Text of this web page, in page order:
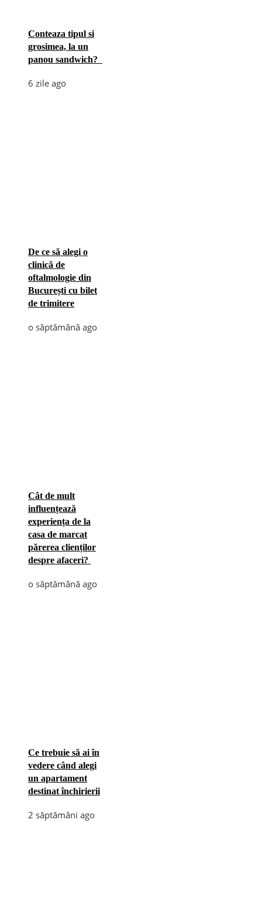
Conteaza tipul si
grosimea, la un
panou sandwich?
6 zile ago
De ce să alegi o
clinică de
oftalmologie din
București cu bilet
de trimitere
o săptămână ago
Cât de mult
influențează
experiența de la
casa de marcat
părerea clienților
despre afaceri?
o săptămână ago
Ce trebuie să ai în
vedere când alegi
un apartament
destinat închirierii
2 săptămâni ago